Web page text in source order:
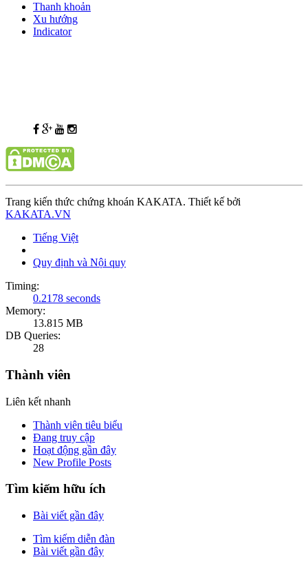
Thanh khoản
Xu hướng
Indicator
Trang kiến thức chứng khoán KAKATA. Thiết kế bởi
KAKATA.VN
Tiếng Việt
Quy định và Nội quy
Timing:
0.2178 seconds
Memory:
13.815 MB
DB Queries:
28
Thành viên
Liên kết nhanh
Thành viên tiêu biểu
Đang truy cập
Hoạt động gần đây
New Profile Posts
Tìm kiếm hữu ích
Bài viết gần đây
Tìm kiếm diễn đàn
Bài viết gần đây